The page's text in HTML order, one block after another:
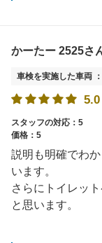
かーたー 2525さ
車検を実施した車両
5.0
スタッフの対応：5
価格：5
説明も明確でわ
います。
さらにトイレッ
と思います。